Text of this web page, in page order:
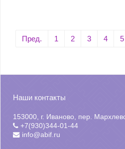
Пред. 1 2 3 4 5
Наши контакты
153000, г. Иваново, пер.
+7(930)344-01-44
info@abif.ru